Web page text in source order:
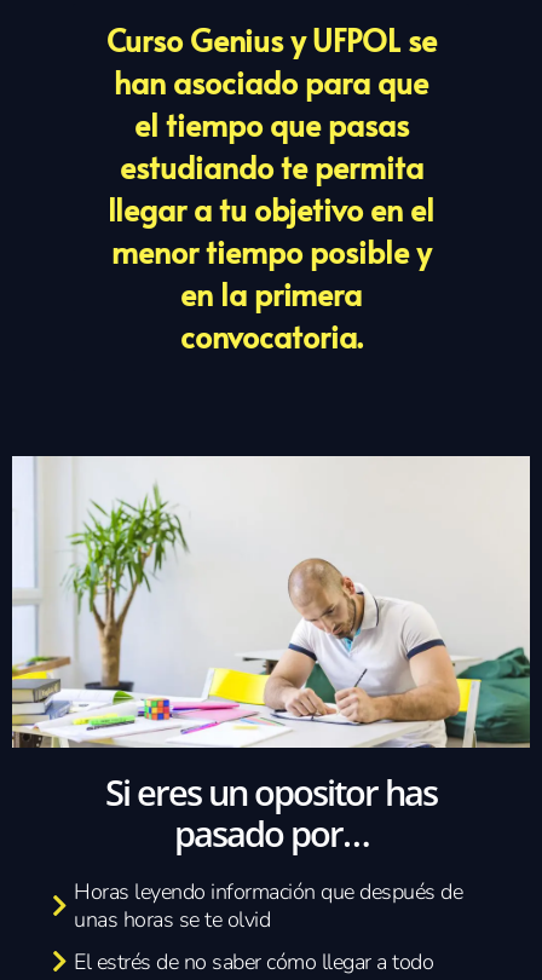
Curso Genius y UFPOL se
han asociado para que
el tiempo que pasas
estudiando te permita
llegar a tu objetivo en el
menor tiempo posible y
en la primera
convocatoria.
Si eres un opositor has
pasado por…
Horas leyendo información que después de
unas horas se te olvid
El estrés de no saber cómo llegar a todo